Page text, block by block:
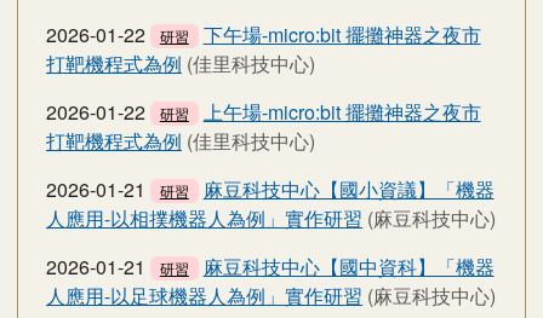
2026-01-22 研習
下午場-micro:bit 擺攤神器之夜市
打靶機程式為例 (佳里科技中心)
2026-01-22
研習
上午場-micro:bit 擺攤神器之夜市
打靶機程式為例 (佳里科技中心)
2026-01-21
研習
麻豆科技中心【國小資議】「機器
人應用-以相撲機器人為例」實作研習 (麻豆科技中心)
2026-01-21
研習
麻豆科技中心【國中資科】「機器
人應用-以足球機器人為例」實作研習 (麻豆科技中心)